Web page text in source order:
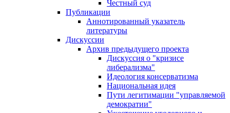
Честный суд
Публикации
Аннотированный указатель
литературы
Дискуссии
Архив предыдущего проекта
Дискуссия о "кризисе
либерализма"
Идеология консерватизма
Национальная идея
Пути легитимации "управляемой
демократии"